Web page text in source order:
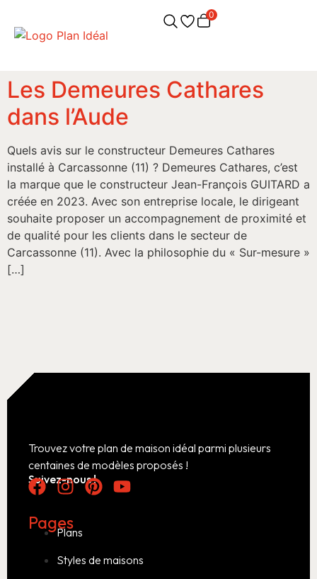
0
Les Demeures Cathares
dans l’Aude
Quels avis sur le constructeur Demeures Cathares
installé à Carcassonne (11) ? Demeures Cathares, c’est
la marque que le constructeur Jean-François GUITARD a
créée en 2023. Avec son entreprise locale, le dirigeant
souhaite proposer un accompagnement de proximité et
de qualité pour les clients dans le secteur de
Carcassonne (11). Avec la philosophie du « Sur-mesure »
[…]
Trouvez votre plan de maison idéal parmi plusieurs
centaines de modèles proposés !
Suivez-nous !
Pages
Plans
Styles de maisons